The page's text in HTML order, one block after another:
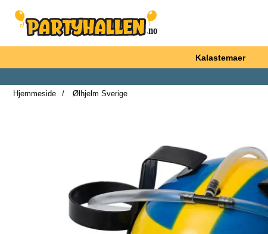
Startsiden for Partyhallen AB
Kalastemaer
Hjemmeside
Ølhjelm Sverige